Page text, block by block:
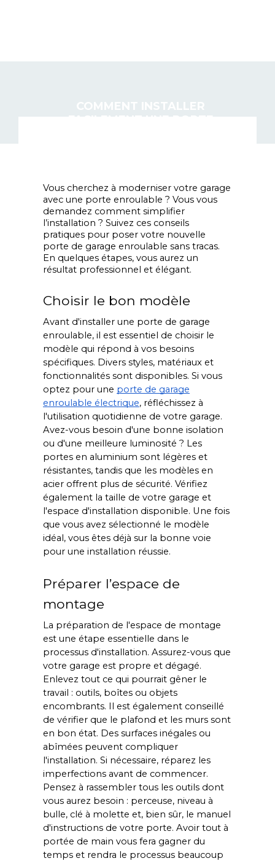
Vous cherchez à moderniser votre garage
avec une porte enroulable ? Vous vous
demandez comment simplifier
l’installation ? Suivez ces conseils
pratiques pour poser votre nouvelle
porte de garage enroulable sans tracas.
En quelques étapes, vous aurez un
résultat professionnel et élégant.
Choisir le bon modèle
Avant d'installer une porte de garage
enroulable, il est essentiel de choisir le
modèle qui répond à vos besoins
spécifiques. Divers styles, matériaux et
fonctionnalités sont disponibles. Si vous
optez pour une porte de garage
enroulable électrique, réfléchissez à
l'utilisation quotidienne de votre garage.
Avez-vous besoin d'une bonne isolation
ou d'une meilleure luminosité ? Les
portes en aluminium sont légères et
résistantes, tandis que les modèles en
acier offrent plus de sécurité. Vérifiez
également la taille de votre garage et
l'espace d'installation disponible. Une fois
que vous avez sélectionné le modèle
idéal, vous êtes déjà sur la bonne voie
pour une installation réussie.
Préparer l’espace de
montage
La préparation de l'espace de montage
est une étape essentielle dans le
processus d'installation. Assurez-vous que
votre garage est propre et dégagé.
Enlevez tout ce qui pourrait gêner le
travail : outils, boîtes ou objets
encombrants. Il est également conseillé
de vérifier que le plafond et les murs sont
en bon état. Des surfaces inégales ou
abîmées peuvent compliquer
l'installation. Si nécessaire, réparez les
imperfections avant de commencer.
Pensez à rassembler tous les outils dont
vous aurez besoin : perceuse, niveau à
bulle, clé à molette et, bien sûr, le manuel
d'instructions de votre porte. Avoir tout à
portée de main vous fera gagner du
temps et rendra le processus beaucoup